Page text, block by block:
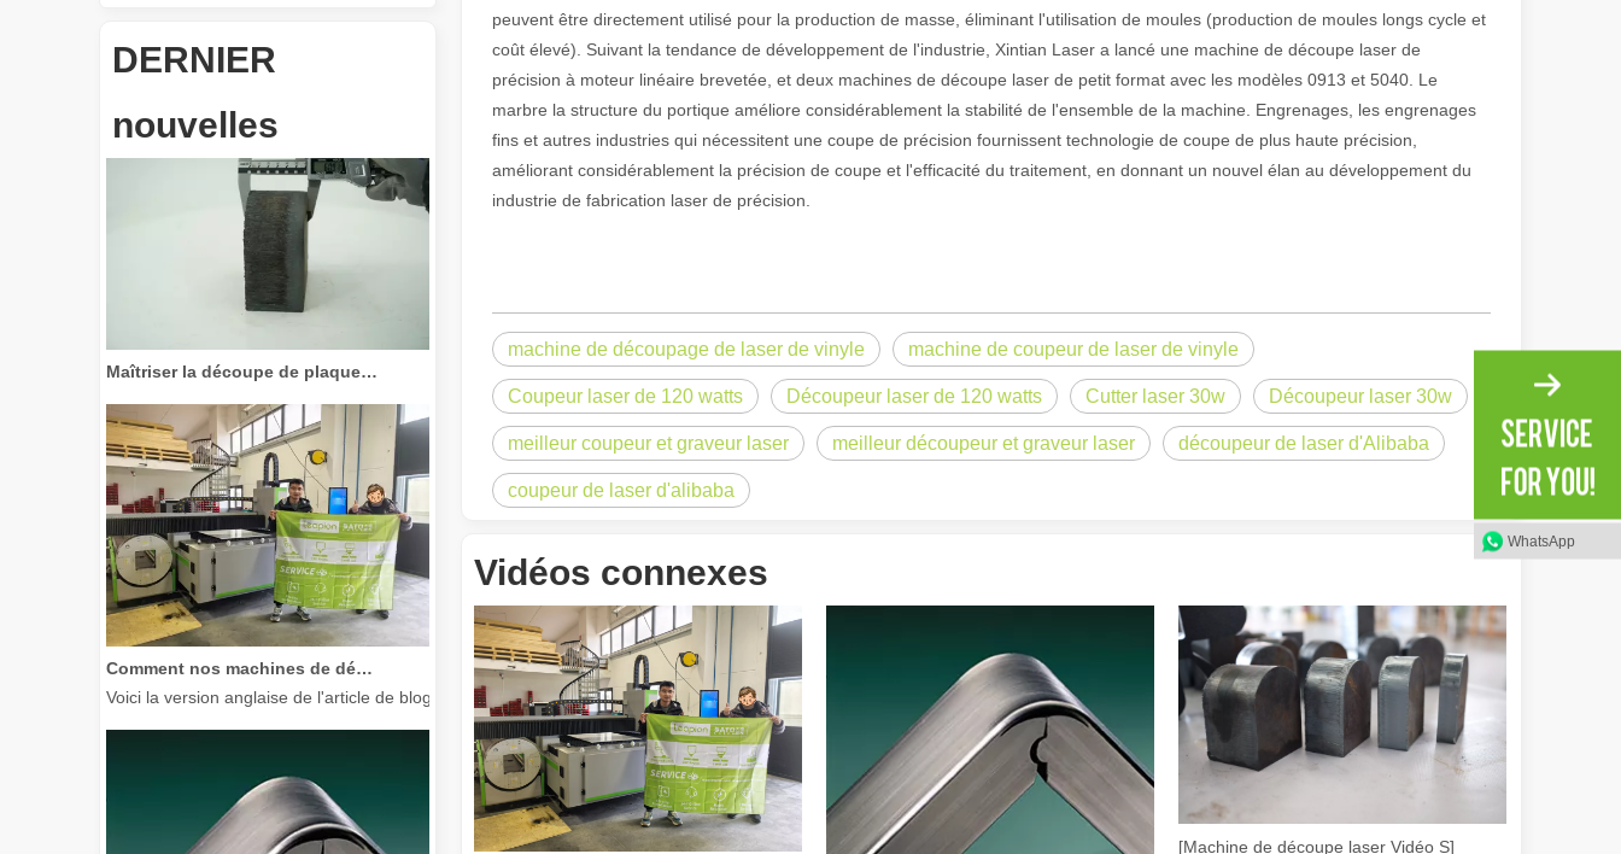
DERNIER
nouvelles
Voici la version anglaise de l'article de blog, adaptée à un public international tout en conservant le ton professionnel et inspirant de l'original. Briller à travers le Pacifique : comment nos machines
peuvent être directement utilisé pour la production de masse, éliminant l'utilisation de moules (production de moules longs cycle et
coût élevé). Suivant la tendance de développement de l'industrie, Xintian Laser a lancé une machine de découpe laser de
précision à moteur linéaire brevetée, et deux machines de découpe laser de petit format avec les modèles 0913 et 5040. Le
marbre la structure du portique améliore considérablement la stabilité de l'ensemble de la machine. Engrenages, les engrenages
fins et autres industries qui nécessitent une coupe de précision fournissent technologie de coupe de plus haute précision,
améliorant considérablement la précision de coupe et l'efficacité du traitement, en donnant un nouvel élan au développement du
industrie de fabrication laser de précision.
machine de découpage de laser de vinyle machine de coupeur de laser de vinyle
Coupeur laser de 120 watts Découpeur laser de 120 watts Cutter laser 30w Découpeur laser 30w
meilleur coupeur et graveur laser meilleur découpeur et graveur laser découpeur de laser d'Alibaba
coupeur de laser d'alibaba
Vidéos connexes
[Machine de découpe laser Vidéo S]
WhatsApp